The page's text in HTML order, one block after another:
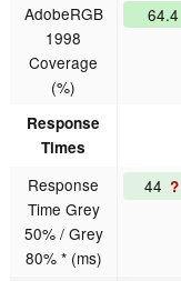
AdobeRGB
1998
Coverage
(%)
64.4
Response
Times
Response
Time Grey
50% / Grey
80% * (ms)
44 ?